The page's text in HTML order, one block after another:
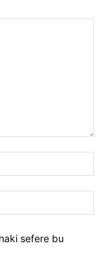
sefere bu